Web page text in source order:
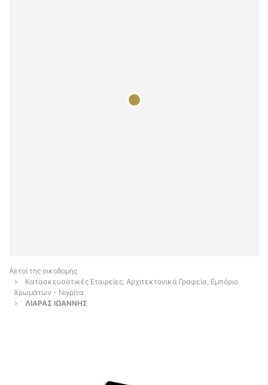
Αετοί της οικοδομής
Κατασκευαστικές Εταιρείες, Αρχιτεκτονικά Γραφεία, Εμπόριο
Χρωμάτων - Νιγρίτα
ΛΙΑΡΑΣ ΙΩΑΝΝΗΣ